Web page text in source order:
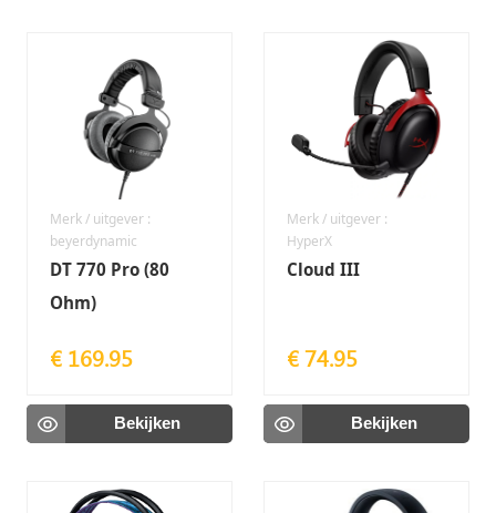
Merk / uitgever :
beyerdynamic
DT 770 Pro (80
Ohm)
€ 169.95
Bekijken
Merk / uitgever :
HyperX
Cloud III
€ 74.95
Bekijken